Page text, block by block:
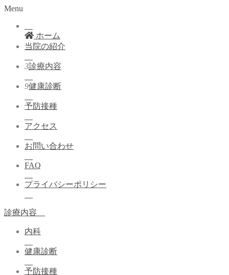
Menu
ホーム
当院の紹介
3診療内容
9健康診断
予防接種
アクセス
お問い合わせ
FAQ
プライバシーポリシー
診療内容
内科
健康診断
予防接種